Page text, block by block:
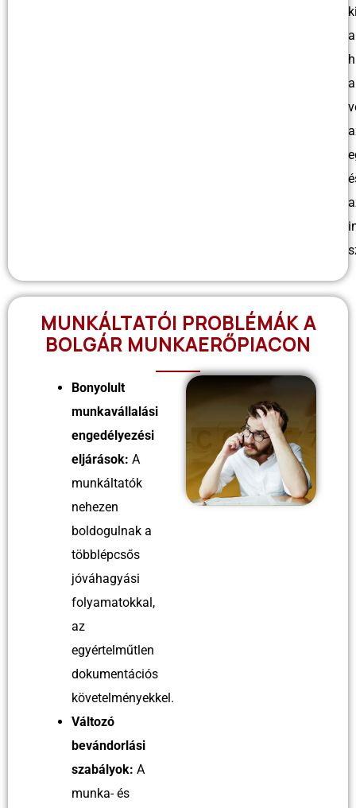
a
a
MUNKÁLTATÓI PROBLÉMÁK A
BOLGÁR MUNKAERŐPIACON
Bonyolult
munkavállalási
engedélyezési
eljárások: A
munkáltatók
nehezen
boldogulnak a
többlépcsős
jóváhagyási
folyamatokkal,
az
egyértelműtlen
dokumentációs
követelményekkel.
Változó
bevándorlási
szabályok: A
munka- és